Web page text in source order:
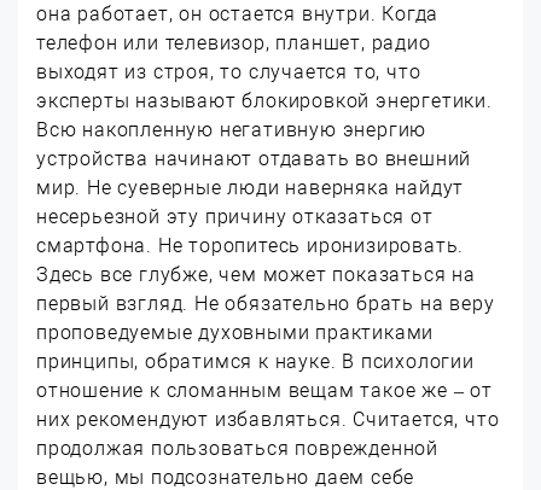
она работает, он остается внутри. Когда
телефон или телевизор, планшет, радио
выходят из строя, то случается то, что
эксперты называют блокировкой энергетики.
Всю накопленную негативную энергию
устройства начинают отдавать во внешний
мир. Не суеверные люди наверняка найдут
несерьезной эту причину отказаться от
смартфона. Не торопитесь иронизировать.
Здесь все глубже, чем может показаться на
первый взгляд. Не обязательно брать на веру
проповедуемые духовными практиками
принципы, обратимся к науке. В психологии
отношение к сломанным вещам такое же – от
них рекомендуют избавляться. Считается, что
продолжая пользоваться поврежденной
вещью, мы подсознательно даем себе